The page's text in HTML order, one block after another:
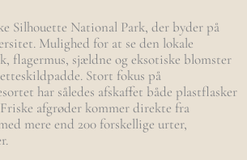
Silhouette National Park, der byder på
Mulighed for at se den lokale
flagermus, sjældne og eksotiske blomster
Stort fokus på
har således afskaffet både plastflasker
Friske afgrøder kommer direkte fra
mere end 200 forskellige urter,